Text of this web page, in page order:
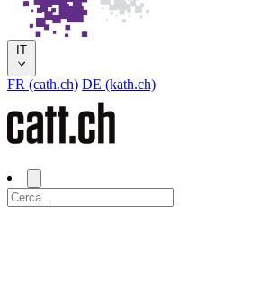
IT
FR (cath.ch) DE (kath.ch)